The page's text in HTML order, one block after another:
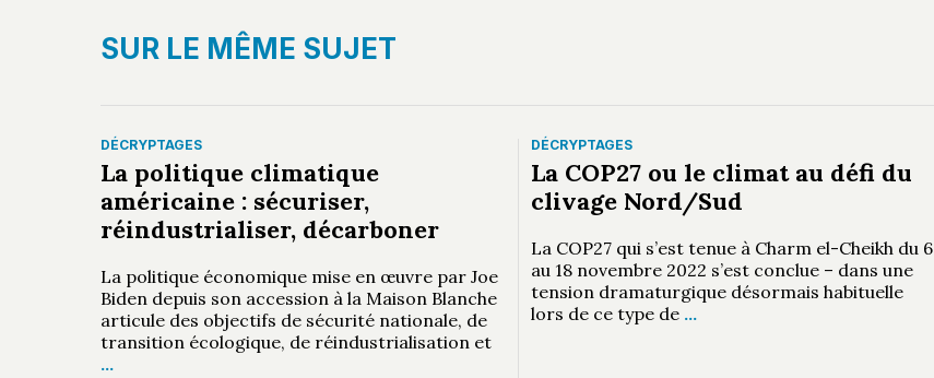
SUR LE MÊME SUJET
DÉCRYPTAGES
La politique climatique
américaine : sécuriser,
réindustrialiser, décarboner
La politique économique mise en œuvre par Joe
Biden depuis son accession à la Maison Blanche
articule des objectifs de sécurité nationale, de
transition écologique, de réindustrialisation et
…
DÉCRYPTAGES
La COP27 ou le climat au défi du
clivage Nord/Sud
La COP27 qui s’est tenue à Charm el-Cheikh du 6
au 18 novembre 2022 s’est conclue – dans une
tension dramaturgique désormais habituelle
lors de ce type de …